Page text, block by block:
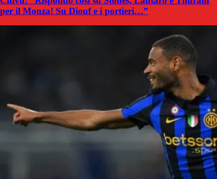
per il Monza! Su Diouf e i portieri…”